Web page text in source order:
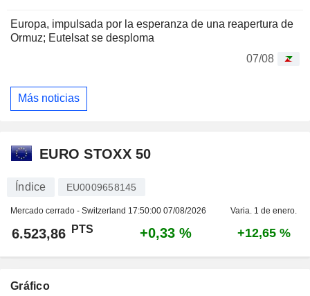
Europa, impulsada por la esperanza de una reapertura de
Ormuz; Eutelsat se desploma
07/08
Más noticias
EURO STOXX 50
Índice EU0009658145
Mercado cerrado - Switzerland 17:50:00 07/08/2026 Varia. 1 de enero.
6.523,86 PTS +0,33 % +12,65 %
Gráfico